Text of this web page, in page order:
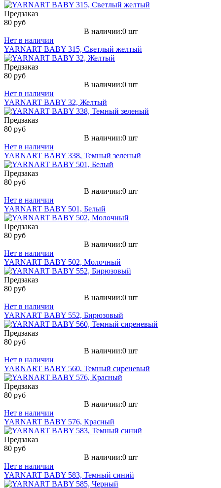
Предзаказ
80 руб
В наличии:0 шт
Нет в наличии
YARNART BABY 315, Светлый желтый
Предзаказ
80 руб
В наличии:0 шт
Нет в наличии
YARNART BABY 32, Желтый
Предзаказ
80 руб
В наличии:0 шт
Нет в наличии
YARNART BABY 338, Темный зеленый
Предзаказ
80 руб
В наличии:0 шт
Нет в наличии
YARNART BABY 501, Белый
Предзаказ
80 руб
В наличии:0 шт
Нет в наличии
YARNART BABY 502, Молочный
Предзаказ
80 руб
В наличии:0 шт
Нет в наличии
YARNART BABY 552, Бирюзовый
Предзаказ
80 руб
В наличии:0 шт
Нет в наличии
YARNART BABY 560, Темный сиреневый
Предзаказ
80 руб
В наличии:0 шт
Нет в наличии
YARNART BABY 576, Красный
Предзаказ
80 руб
В наличии:0 шт
Нет в наличии
YARNART BABY 583, Темный синий